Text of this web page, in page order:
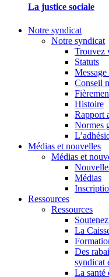
La justice sociale
Notre syndicat
Notre syndicat
Trouvez
Statuts
Conseil
Histoire
Rapport
Normes
Médias et nouvelles
Médias et
Médias
Ressources
Ressources
La
Des
syndicat
La santé